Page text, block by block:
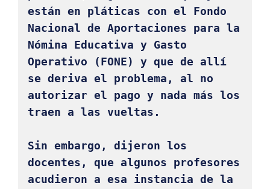
están en pláticas con el Fondo
Nacional de Aportaciones para la
Nómina Educativa y Gasto
Operativo (FONE) y que de allí
se deriva el problema, al no
autorizar el pago y nada más los
traen a las vueltas.
Sin embargo, dijeron los
docentes, que algunos profesores
acudieron a esa instancia de la